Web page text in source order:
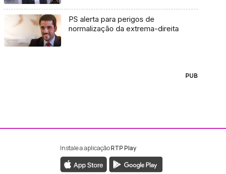
PS alerta para perigos de
normalização da extrema-direita
PUB
da RTP Madeira
da RTP Madeira
Instale a aplicaçãoRTP Play